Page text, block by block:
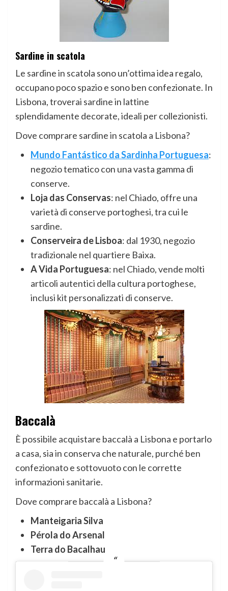
Sardine in scatola
Le sardine in scatola sono un’ottima idea regalo,
occupano poco spazio e sono ben confezionate. In
Lisbona, troverai sardine in lattine
splendidamente decorate, ideali per collezionisti.
Dove comprare sardine in scatola a Lisbona?
Mundo Fantástico da Sardinha Portuguesa:
negozio tematico con una vasta gamma di
conserve.
Loja das Conservas: nel Chiado, offre una
varietà di conserve portoghesi, tra cui le
sardine.
Conserveira de Lisboa: dal 1930, negozio
tradizionale nel quartiere Baixa.
A Vida Portuguesa: nel Chiado, vende molti
articoli autentici della cultura portoghese,
inclusi kit personalizzati di conserve.
Baccalà
È possibile acquistare baccalà a Lisbona e portarlo
a casa, sia in conserva che naturale, purché ben
confezionato e sottovuoto con le corrette
informazioni sanitarie.
Dove comprare baccalà a Lisbona?
Manteigaria Silva
Pérola do Arsenal
Terra do Bacalhau